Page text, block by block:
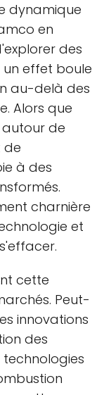
dynamique
en
des
effet boule
au-delà des
Alors que
de
de
à des
charnière
et
cette
Peut-
innovations
des